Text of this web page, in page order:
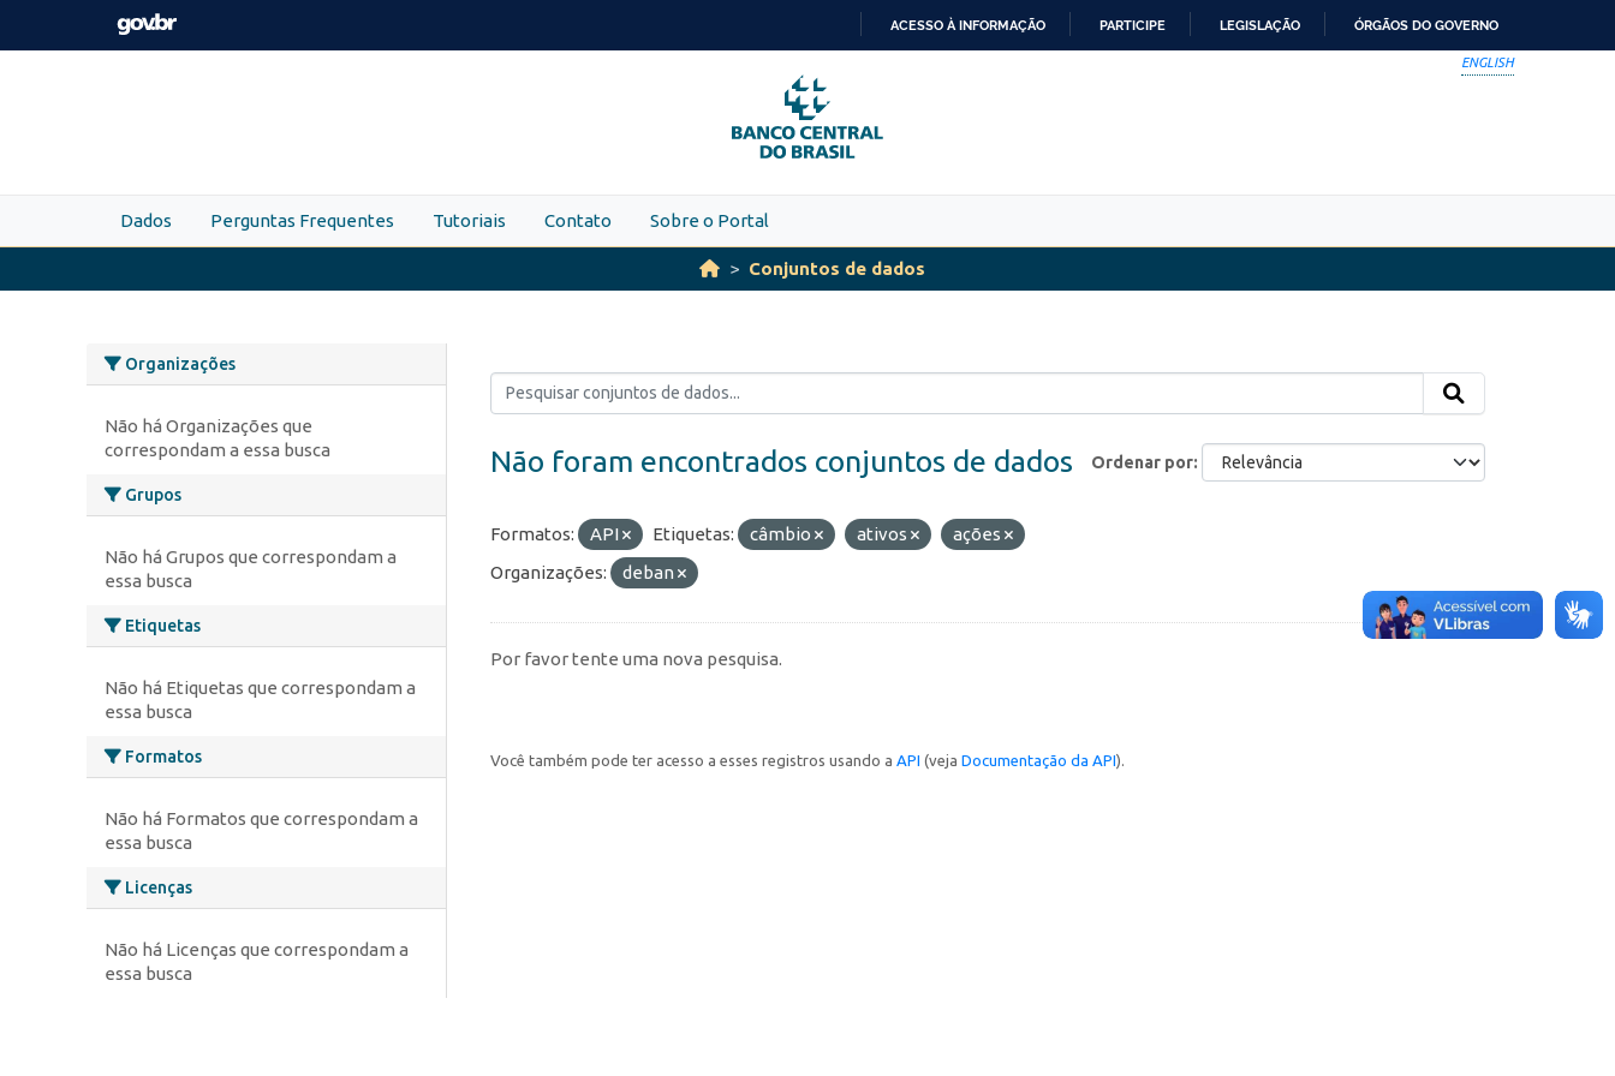
Skip to main content
PARA
O
CONTEÚDO
ACESSO À INFORMAÇÃO PARTICIPE LEGISLAÇÃO ÓRGÃOS DO GOVERNO
ENGLISH
Dados Perguntas Frequentes Tutoriais Contato Sobre o Portal
Conjuntos de dados
Organizações
Não há Organizações que
correspondam a essa busca
Grupos
Não há Grupos que correspondam a
essa busca
Etiquetas
Não há Etiquetas que correspondam a
essa busca
Formatos
Não há Formatos que correspondam a
essa busca
Licenças
Não há Licenças que correspondam a
essa busca
Ordenar por
Não foram encontrados conjuntos de dados
Formatos: API Etiquetas: câmbio ativos
ações
Organizações:
deban
Por favor tente uma nova pesquisa.
Você também pode ter acesso a esses registros usando a API (veja Documentação da API).